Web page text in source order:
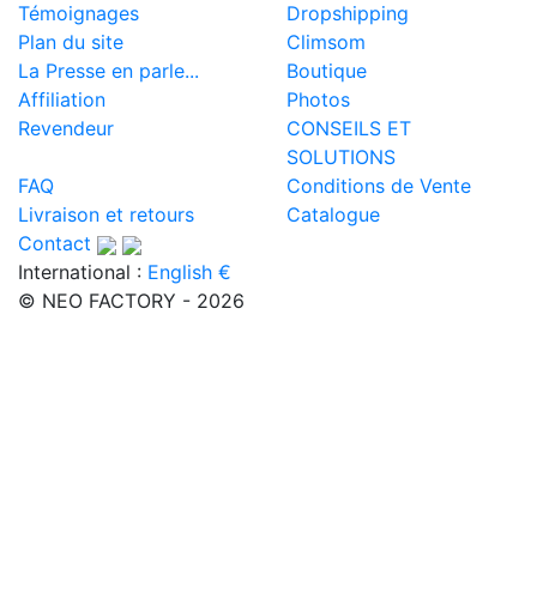
Témoignages
Dropshipping
Plan du site
Climsom
La Presse en parle...
Boutique
Affiliation
Photos
Revendeur
CONSEILS ET
SOLUTIONS
FAQ
Conditions de Vente
Livraison et retours
Catalogue
Contact
International : English €
© NEO FACTORY - 2026